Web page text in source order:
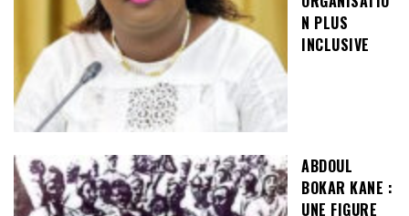
N PLUS
INCLUSIVE
ABDOUL
BOKAR KANE :
UNE FIGURE